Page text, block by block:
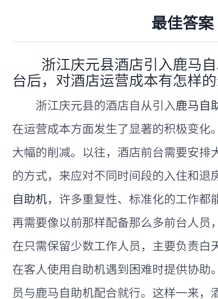
最佳答案
浙江庆元县酒店引入鹿马
台后，对酒店运营成本有怎样
浙江庆元县的酒店自从引入 鹿马自
在运营成本方面发生了显著的积极变化
大幅的削减。以往，酒店前台需要安排
的方式，来应对不同时间段的入住和退
自助机 ，许多重复性、标准化的工作都
再需要像以前那样配备那么多前台人员
在只需保留少数工作人员，主要负责白
在客人使用自助机遇到困难时提供协助
员与鹿马自助机配合就行。这样一来，